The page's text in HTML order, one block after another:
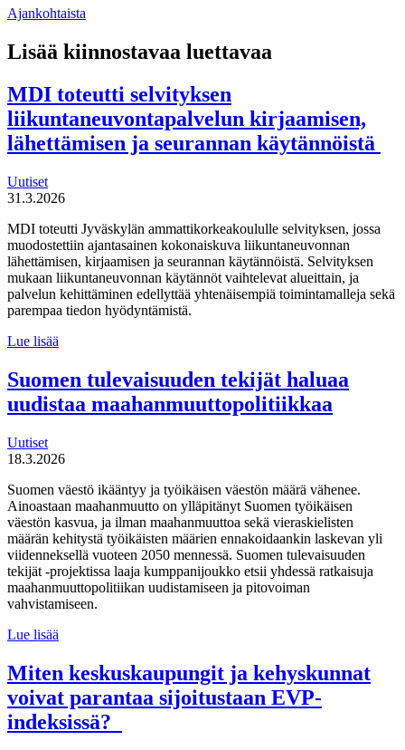
Ajankohtaista
Lisää kiinnostavaa luettavaa
MDI toteutti selvityksen
liikuntaneuvontapalvelun kirjaamisen,
lähettämisen ja seurannan käytännöistä
Uutiset
31.3.2026
MDI toteutti Jyväskylän ammattikorkeakoululle selvityksen, jossa
muodostettiin ajantasainen kokonaiskuva liikuntaneuvonnan
lähettämisen, kirjaamisen ja seurannan käytännöistä. Selvityksen
mukaan liikuntaneuvonnan käytännöt vaihtelevat alueittain, ja
palvelun kehittäminen edellyttää yhtenäisempiä toimintamalleja sekä
parempaa tiedon hyödyntämistä.
Lue lisää
liikuntaneuvontapalvelun
kirjaamisen,
lähettämisen
käytännöistä
Suomen tulevaisuuden tekijät haluaa
uudistaa maahanmuuttopolitiikkaa
Uutiset
18.3.2026
Suomen väestö ikääntyy ja työikäisen väestön määrä vähenee.
Ainoastaan maahanmuutto on ylläpitänyt Suomen työikäisen
väestön kasvua, ja ilman maahanmuuttoa sekä vieraskielisten
määrän kehitystä työikäisten määrien ennakoidaankin laskevan yli
viidenneksellä vuoteen 2050 mennessä. Suomen tulevaisuuden
tekijät -projektissa laaja kumppanijoukko etsii yhdessä ratkaisuja
maahanmuuttopolitiikan uudistamiseen ja pitovoiman
vahvistamiseen.
Lue lisää
tekijät haluaa
uudistaa
maahanmuuttopolitiikkaa
Miten keskuskaupungit ja kehyskunnat
voivat parantaa sijoitustaan EVP-
indeksissä?